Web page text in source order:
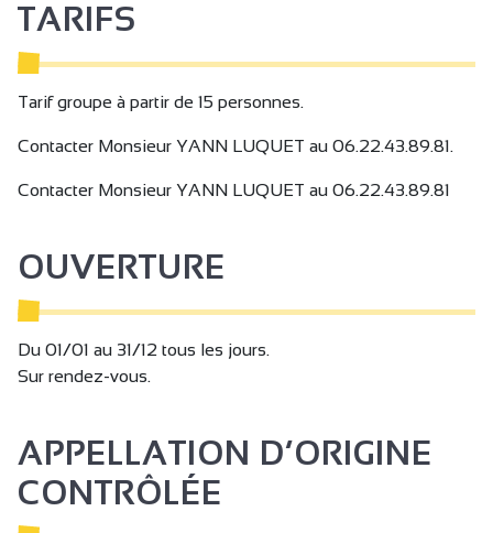
convivial où vous découvrirez le quotidien d'un vigneron,
ses vignes et ses vins.
Une expérience délicieuse à déguster sans modération.
AOC Crozes-Hermitage / Hermitage / Saint-Joseph
TARIFS
Tarif groupe à partir de 15 personnes.
Contacter Monsieur YANN LUQUET au 06.22.43.89.81.
Contacter Monsieur YANN LUQUET au 06.22.43.89.81
OUVERTURE
Du 01/01 au 31/12 tous les jours.
Sur rendez-vous.
APPELLATION D’ORIGINE
CONTRÔLÉE